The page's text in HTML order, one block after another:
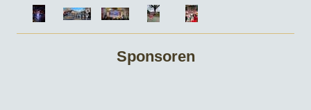
Sponsoren